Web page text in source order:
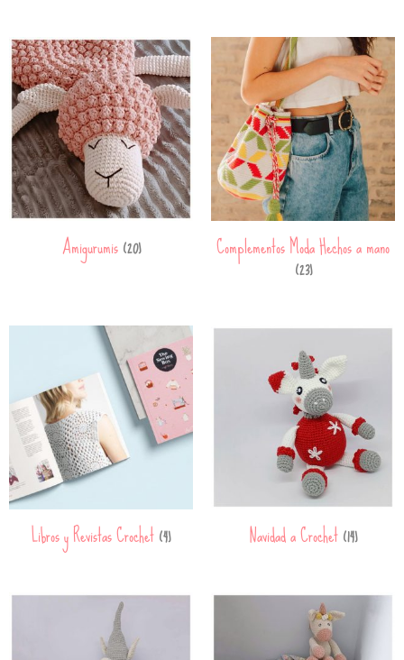
Amigurumis(20) Complementos Moda Hechos a mano
(23)
Libros y Revistas Crochet(4) Navidad a Crochet(14)